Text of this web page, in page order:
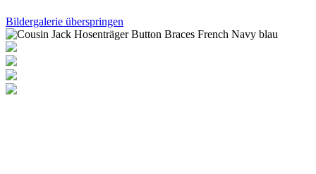
Bildergalerie überspringen